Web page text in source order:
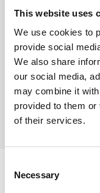
This website uses
We use cookies to
provide social
We also share
our social media,
may combine it
provided to them
of their services.
Selection
Necessary
Ogni materiale
Per mantenere al
Scopri